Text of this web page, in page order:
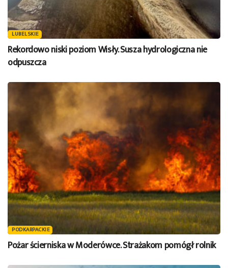
LUBELSKIE
Rekordowo niski poziom Wisły. Susza hydrologiczna nie
odpuszcza
PODKARPACKIE
Pożar ścierniska w Moderówce. Strażakom pomógł rolnik